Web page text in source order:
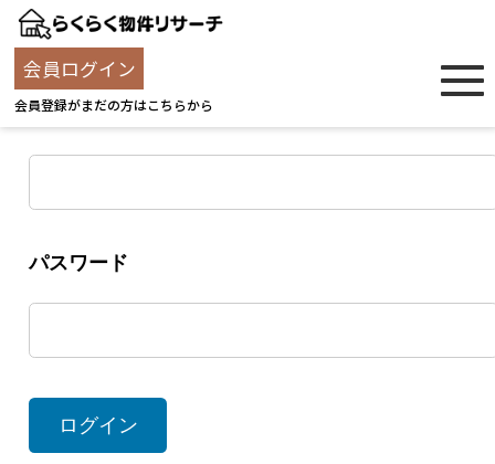
会員ログイン
会員登録がまだの方はこちらから
ユーザー名
パスワード